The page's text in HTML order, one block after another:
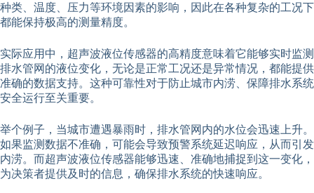
种类、温度、压力等环境因素的影响，因此在各种复杂的工况下
都能保持极高的测量精度。
实际应用中，超声波液位传感器的高精度意味着它能够实时监测
排水管网的液位变化，无论是正常工况还是异常情况，都能提供
准确的数据支持。这种可靠性对于防止城市内涝、保障排水系统
安全运行至关重要。
举个例子，当城市遭遇暴雨时，排水管网内的水位会迅速上升。
如果监测数据不准确，可能会导致预警系统延迟响应，从而引发
内涝。而超声波液位传感器能够迅速、准确地捕捉到这一变化，
为决策者提供及时的信息，确保排水系统的快速响应。